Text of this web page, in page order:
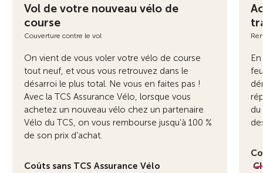
Vol de votre nouveau vélo de
course
Couverture contre le vol
On vient de vous voler votre vélo de course
tout neuf, et vous vous retrouvez dans le
désarroi le plus total. Ne vous en faites pas !
Avec la TCS Assurance Vélo, lorsque vous
achetez un nouveau vélo chez un partenaire
Vélo du TCS, on vous rembourse jusqu’à 100 %
de son prix d’achat.
Coûts sans TCS Assurance Vélo
du